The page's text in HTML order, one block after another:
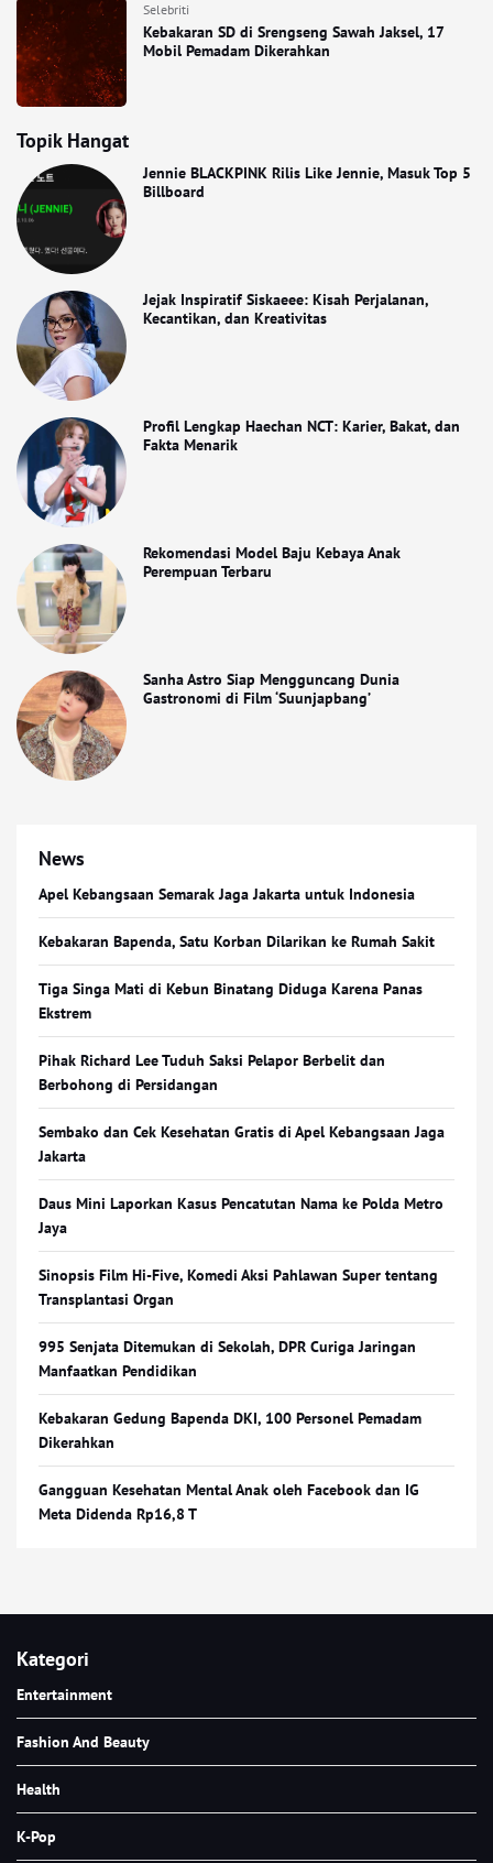
Selebriti
Kebakaran SD di Srengseng Sawah Jaksel, 17
Mobil Pemadam Dikerahkan
Topik Hangat
Jennie BLACKPINK Rilis Like Jennie, Masuk Top 5
Billboard
Jejak Inspiratif Siskaeee: Kisah Perjalanan,
Kecantikan, dan Kreativitas
Profil Lengkap Haechan NCT: Karier, Bakat, dan
Fakta Menarik
Rekomendasi Model Baju Kebaya Anak
Perempuan Terbaru
Sanha Astro Siap Mengguncang Dunia
Gastronomi di Film ‘Suunjapbang’
News
Apel Kebangsaan Semarak Jaga Jakarta untuk Indonesia
Kebakaran Bapenda, Satu Korban Dilarikan ke Rumah Sakit
Tiga Singa Mati di Kebun Binatang Diduga Karena Panas
Ekstrem
Pihak Richard Lee Tuduh Saksi Pelapor Berbelit dan
Berbohong di Persidangan
Sembako dan Cek Kesehatan Gratis di Apel Kebangsaan Jaga
Jakarta
Daus Mini Laporkan Kasus Pencatutan Nama ke Polda Metro
Jaya
Sinopsis Film Hi-Five, Komedi Aksi Pahlawan Super tentang
Transplantasi Organ
995 Senjata Ditemukan di Sekolah, DPR Curiga Jaringan
Manfaatkan Pendidikan
Kebakaran Gedung Bapenda DKI, 100 Personel Pemadam
Dikerahkan
Gangguan Kesehatan Mental Anak oleh Facebook dan IG
Meta Didenda Rp16,8 T
Kategori
Entertainment
Fashion And Beauty
Health
K-Pop